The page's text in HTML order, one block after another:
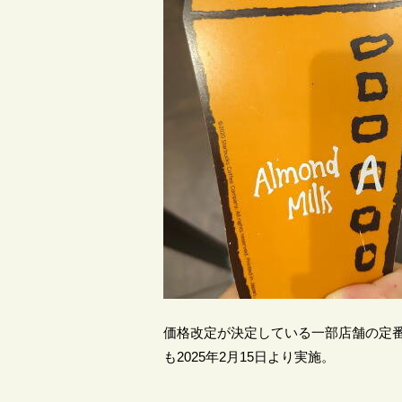
価格改定が決定している一部店舗の定
も2025年2月15日より実施。